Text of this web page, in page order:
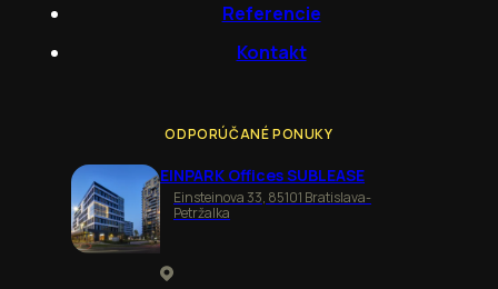
Referencie
Kontakt
ODPORÚČANÉ PONUKY
EINPARK Offices SUBLEASE
Einsteinova 33, 85101 Bratislava-
Petržalka